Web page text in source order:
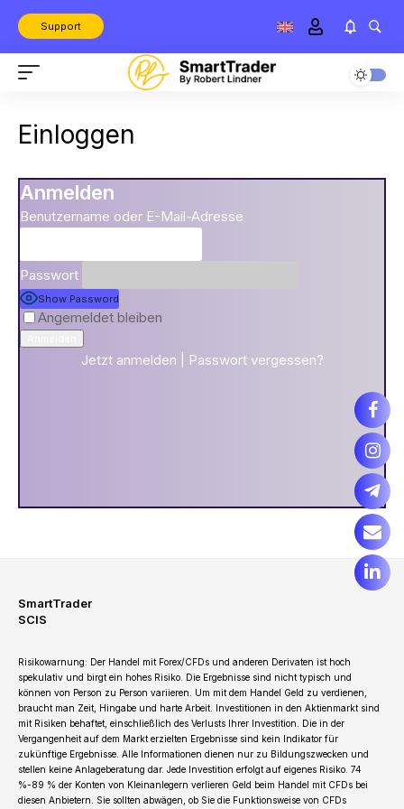
Support
Einloggen
Anmelden
Benutzername oder E-Mail-Adresse
Passwort
Show Password
Angemeldet bleiben
Jetzt anmelden Passwort vergessen?
SmartTrader
SCIS
Risikowarnung: Der Handel mit Forex/CFDs und anderen Derivaten ist hoch
spekulativ und birgt ein hohes Risiko. Die Ergebnisse sind nicht typisch und
können von Person zu Person variieren. Um mit dem Handel Geld zu verdienen,
braucht man Zeit, Hingabe und harte Arbeit. Investitionen in den Aktienmarkt sind
mit Risiken behaftet, einschließlich des Verlusts Ihrer Investition. Die in der
Vergangenheit auf dem Markt erzielten Ergebnisse sind kein Indikator für
zukünftige Ergebnisse. Alle Informationen dienen nur zu Bildungszwecken und
stellen keine Anlageberatung dar. Jede Investition erfolgt auf eigenes Risiko. 74
%-89 % der Konten von Kleinanlegern verlieren Geld beim Handel mit CFDs bei
diesen Anbietern. Sie sollten abwägen, ob Sie die Funktionsweise von CFDs